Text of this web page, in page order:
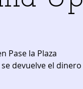
Pase la Plaza
devuelve el dinero